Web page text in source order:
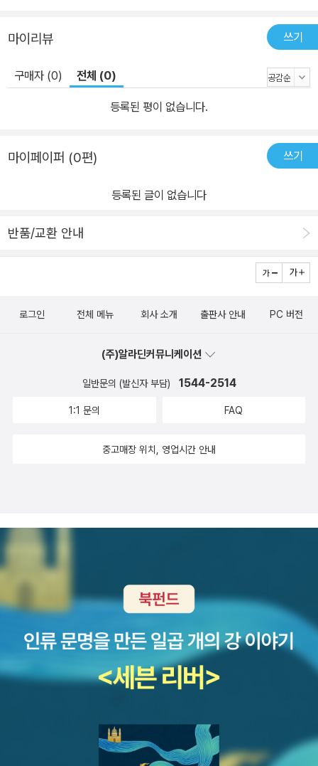
마이리뷰 쓰기
구매자 (0) 전체 (0)
등록된 평이 없습니다.
마이페이퍼 (0편) 쓰기
등록된 글이 없습니다
반품/교환 안내
로그인 전체 메뉴 회사 소개 출판사 안내 PC 버전
(주)알라딘커뮤니케이션
일반문의 (발신자 부담) 1544-2514
1:1 문의 FAQ
중고매장 위치, 영업시간 안내